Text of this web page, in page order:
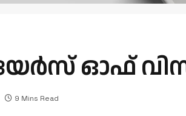
യിയേർസ് ഓഫ്
9 Mins Read